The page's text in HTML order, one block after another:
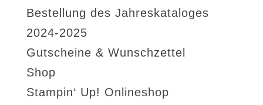
Bestellung des Jahreskataloges
2024-2025
Gutscheine & Wunschzettel
Shop
Stampin‘ Up! Onlineshop